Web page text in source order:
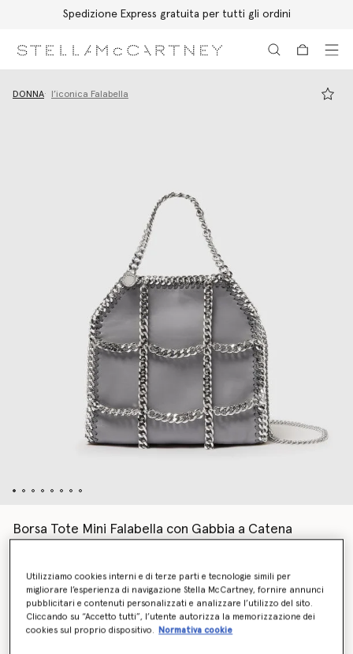
Spedizione Express gratuita per tutti gli ordini
DONNA l’iconica Falabella
Borsa Tote Mini Falabella con Gabbia a Catena
Colore Grigio
Utilizziamo cookies interni e di terze parti e tecnologie simili per
migliorare l’esperienza di navigazione Stella McCartney, fornire annunci
pubblicitari e contenuti personalizzati e analizzare l’utilizzo del sito.
Cliccando su “Accetto tutti”, l’utente autorizza la memorizzazione dei
cookies sul proprio dispositivo.
Normativa cookie